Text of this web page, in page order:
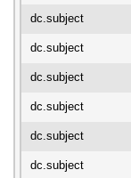
dc.subject
dc.subject
dc.subject
dc.subject
dc.subject
dc.subject